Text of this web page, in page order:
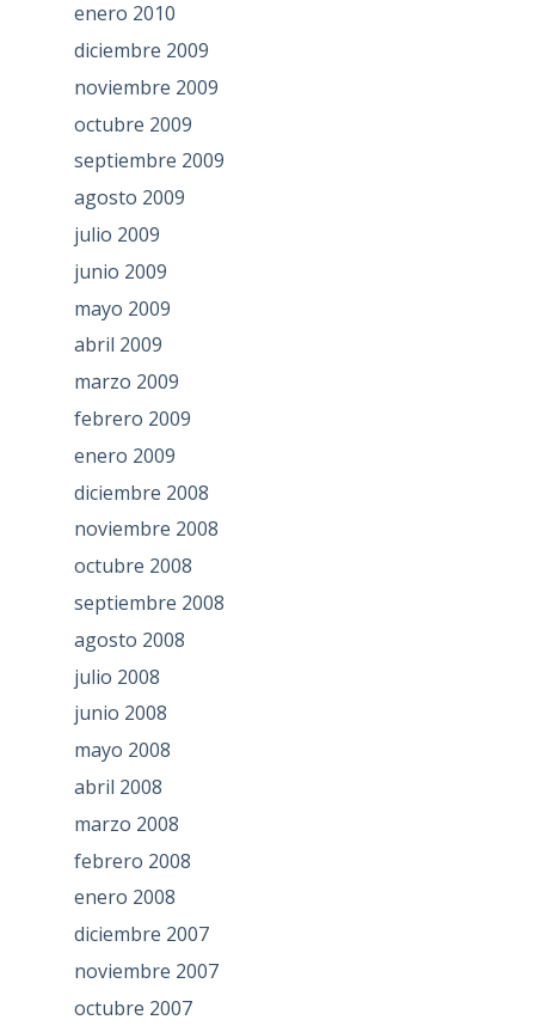
enero 2010
diciembre 2009
noviembre 2009
octubre 2009
septiembre 2009
agosto 2009
julio 2009
junio 2009
mayo 2009
abril 2009
marzo 2009
febrero 2009
enero 2009
diciembre 2008
noviembre 2008
octubre 2008
septiembre 2008
agosto 2008
julio 2008
junio 2008
mayo 2008
abril 2008
marzo 2008
febrero 2008
enero 2008
diciembre 2007
noviembre 2007
octubre 2007